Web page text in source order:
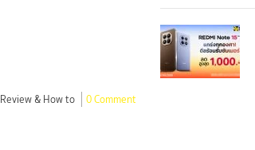
Review & How to 0 Comment